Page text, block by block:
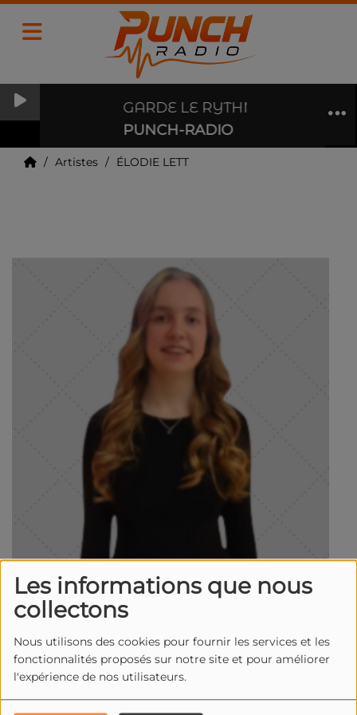
Les informations que nous
collectons
Nous utilisons des cookies pour fournir les services et les
fonctionnalités proposés sur notre site et pour améliorer
l'expérience de nos utilisateurs.
GARDE LE RYTHME, MAIS DU
PUNCH-RADIO
Artistes ÉLODIE LETT